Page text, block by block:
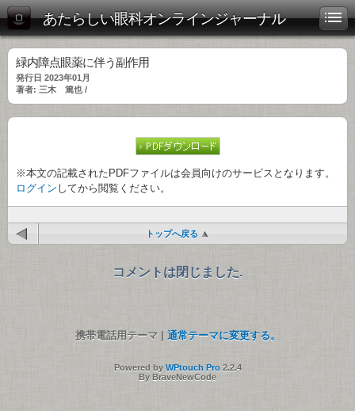
あたらしい眼科オンラインジャーナル
緑内障点眼薬に伴う副作用
発行日 2023年01月
著者: 三木 篤也 /
※本文の記載されたPDFファイルは会員向けのサービスとなります。
ログイン してから閲覧ください。
トップへ戻る
コメントは閉じました.
携帯電話用テーマ | 通常テーマに変更する。
Powered by WPtouch Pro2.2.4
By BraveNewCode